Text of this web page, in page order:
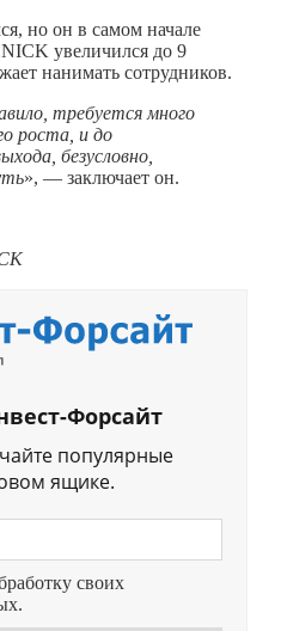
но он в самом начале
увеличился до 9
нанимать сотрудников.
требуется много
роста, и до
безусловно,
», — заключает он.
Форсайт
популярные
ящике.
своих